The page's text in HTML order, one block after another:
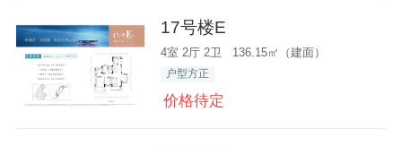
17号楼E
4室 2厅 2卫 136.15㎡（建面）
户型方正
价格待定